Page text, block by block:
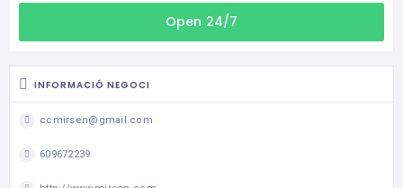
Open 24/7
INFORMACIÓ NEGOCI
ccmirsen@gmail.com
609672239